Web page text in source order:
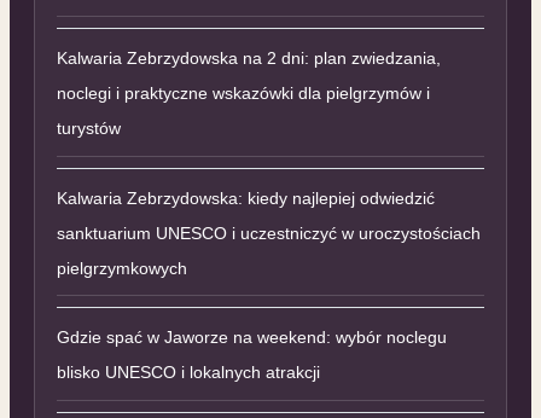
Kalwaria Zebrzydowska na 2 dni: plan zwiedzania,
noclegi i praktyczne wskazówki dla pielgrzymów i
turystów
Kalwaria Zebrzydowska: kiedy najlepiej odwiedzić
sanktuarium UNESCO i uczestniczyć w uroczystościach
pielgrzymkowych
Gdzie spać w Jaworze na weekend: wybór noclegu
blisko UNESCO i lokalnych atrakcji